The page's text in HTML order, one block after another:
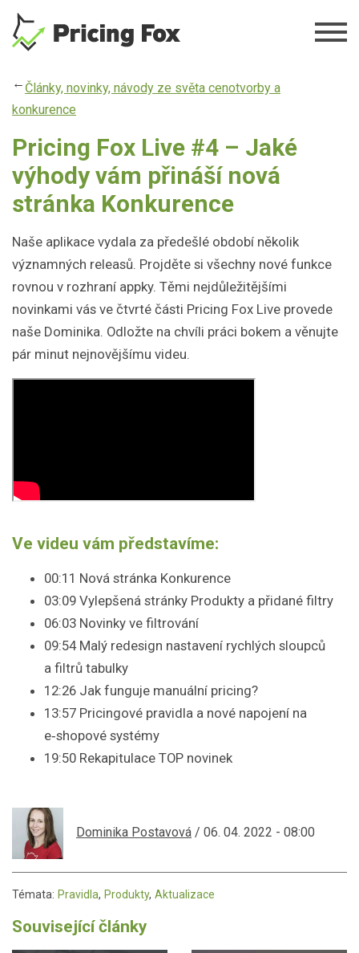
Přejít
hlavnímu
obsahu
Články, novinky, návody ze světa cenotvorby a
konkurence
Pricing Fox Live #4 – Jaké
výhody vám přináší nová
stránka Konkurence
Naše aplikace vydala za předešlé období několik
významných releasů. Projděte si všechny nové funkce
rovnou v rozhraní appky. Těmi nejdůležitějšími
novinkami vás ve čtvrté části Pricing Fox Live provede
naše Dominika. Odložte na chvíli práci bokem a věnujte
pár minut nejnovějšímu videu.
Ve videu vám představíme:
00:11 Nová stránka Konkurence
03:09 Vylepšená stránky Produkty a přidané filtry
06:03 Novinky ve filtrování
09:54 Malý redesign nastavení rychlých sloupců
a filtrů tabulky
12:26 Jak funguje manuální pricing?
13:57 Pricingové pravidla a nové napojení na
e‑shopové systémy
19:50 Rekapitulace TOP novinek
Dominika Postavová / 06. 04. 2022 - 08:00
Témata: Pravidla, Produkty, Aktualizace
Související články